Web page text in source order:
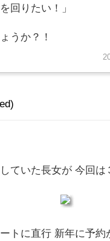
回りたい！」
うか？！
ていた長女が 今回
トに直行 新年に予